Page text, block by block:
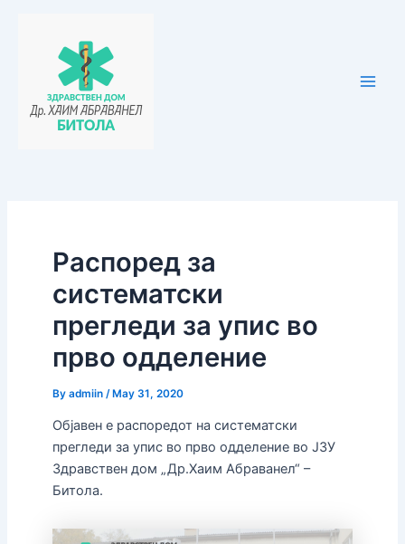
Распоред за
систематски
прегледи за упис во
прво одделение
By admiin /May 31, 2020
Објавен е распоредот на систематски
прегледи за упис во прво одделение во ЈЗУ
Здравствен дом „Др.Хаим Абраванел“ –
Битола.